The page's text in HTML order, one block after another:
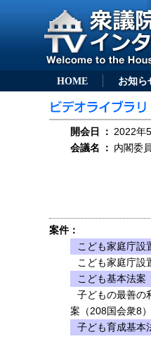
HOME お知ら
開会日 ： 2022年
会議名
： 内閣委
案件：
こども家庭庁設
こども家庭庁設
こども基本法案
子どもの最善の
案（208国会衆8）
子ども育成基本